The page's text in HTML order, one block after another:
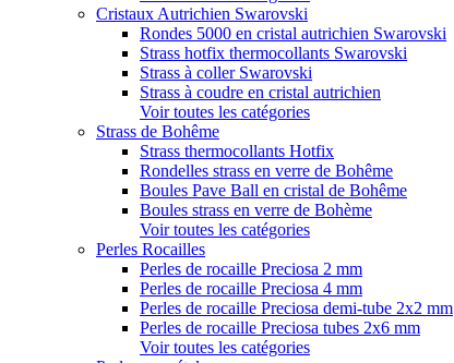
Cristaux Autrichien Swarovski
Rondes 5000 en cristal autrichien Swarovski
Strass hotfix thermocollants Swarovski
Strass à coller Swarovski
Strass à coudre en cristal autrichien
Voir toutes les catégories
Strass de Bohême
Strass thermocollants Hotfix
Rondelles strass en verre de Bohême
Boules Pave Ball en cristal de Bohême
Boules strass en verre de Bohème
Voir toutes les catégories
Perles Rocailles
Perles de rocaille Preciosa 2 mm
Perles de rocaille Preciosa 4 mm
Perles de rocaille Preciosa demi-tube 2x2 mm
Perles de rocaille Preciosa tubes 2x6 mm
Voir toutes les catégories